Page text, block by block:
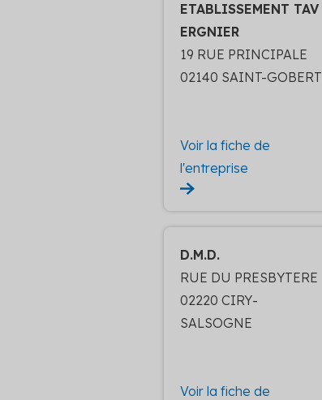
ETABLISSEMENT TAV
ERGNIER
19 RUE PRINCIPALE
02140 SAINT-GOBERT
Voir la fiche de
l'entreprise
D.M.D.
RUE DU PRESBYTERE
02220 CIRY-
SALSOGNE
Voir la fiche de